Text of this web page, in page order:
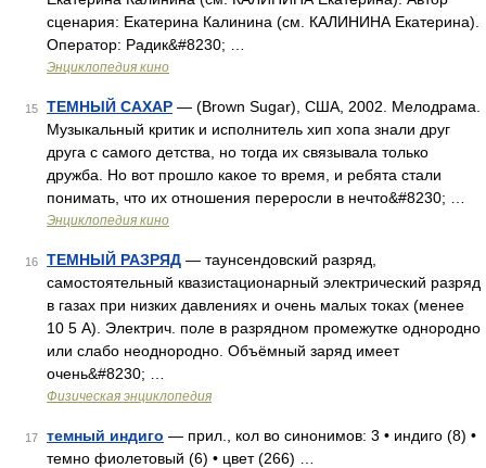
сценария: Екатерина Калинина (см. КАЛИНИНА Екатерина).
Оператор: Радик&#8230; …
Энциклопедия кино
15 ТЕМНЫЙ САХАР — (Brown Sugar), США, 2002. Мелодрама.
Музыкальный критик и исполнитель хип хопа знали друг
друга с самого детства, но тогда их связывала только
дружба. Но вот прошло какое то время, и ребята стали
понимать, что их отношения переросли в нечто&#8230; …
Энциклопедия кино
16 ТЕМНЫЙ РАЗРЯД — таунсендовский разряд,
самостоятельный квазистационарный электрический разряд
в газах при низких давлениях и очень малых токах (менее
10 5 А). Электрич. поле в разрядном промежутке однородно
или слабо неоднородно. Объёмный заряд имеет
очень&#8230; …
Физическая энциклопедия
17 темный индиго — прил., кол во синонимов: 3 • индиго (8) •
темно фиолетовый (6) • цвет (266) …